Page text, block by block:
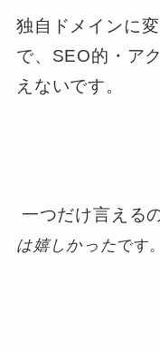
独自ドメインに
で、SEO的・ア
えないです。
一つだけ言える
は嬉しかったです。